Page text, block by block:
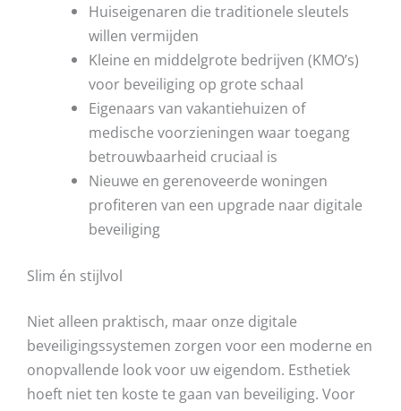
Huiseigenaren die traditionele sleutels
willen vermijden
Kleine en middelgrote bedrijven (KMO’s)
voor beveiliging op grote schaal
Eigenaars van vakantiehuizen of
medische voorzieningen waar toegang
betrouwbaarheid cruciaal is
Nieuwe en gerenoveerde woningen
profiteren van een upgrade naar digitale
beveiliging
Slim én stijlvol
Niet alleen praktisch, maar onze digitale
beveiligingssystemen zorgen voor een moderne en
onopvallende look voor uw eigendom. Esthetiek
hoeft niet ten koste te gaan van beveiliging. Voor